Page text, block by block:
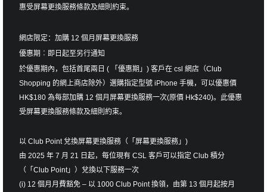
惠受屏幕更換服務條款及細則約束。
網店限定：加購 12 個月屏幕更換服務
優惠期︰即日起至另行通知
於優惠期內，包括首尾兩日 ( 「優惠期」) 客戶在 csl 網店（Club
Shopping 的網上商店除外）選購指定型號 iPhone 手機，可以優惠價
HK$180 為每部加購 12 個月屏幕更換服務一次(原價 Hk$240)。此優惠
受屏幕更換服務條款及細則約束。
以 Club Point 兌換屏幕更換服務（「屏幕更換服務」)
由 2025 年 7 月 21 日起，每位現有 CSL 客戶可以指定 Club 積分
（「Club Point」）兌換以下服務一次
(i) 12 個月月費豁免 – 以 1000 Club Point 換領，由第 13 個月起按月